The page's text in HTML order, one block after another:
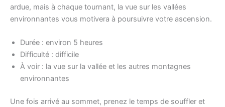
ardue, mais à chaque tournant, la vue sur les vallées
environnantes vous motivera à poursuivre votre ascension.
Durée : environ 5 heures
Difficulté : difficile
À voir : la vue sur la vallée et les autres montagnes
environnantes
Une fois arrivé au sommet, prenez le temps de souffler et